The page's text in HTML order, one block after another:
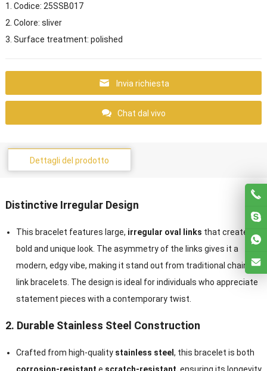
1. Codice: 25SSB017
2. Colore: sliver
3. Surface treatment: polished
Invia richiesta
Chat dal vivo
Dettagli del prodotto
Distinctive Irregular Design
This bracelet features large, irregular oval links that create a
bold and unique look. The asymmetry of the links gives it a
modern, edgy vibe, making it stand out from traditional chain
link bracelets The design is ideal for individuals who appreciate
statement pieces with a contemporary twist
2. Durable Stainless Steel Construction
Crafted from high-quality stainless steel , this bracelet is both
corrosion-resistant e scratch-resistant, ensuring its longevity